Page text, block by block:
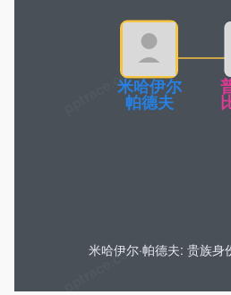
米哈伊尔
帕德夫
米哈伊尔·帕德夫: 贵族身